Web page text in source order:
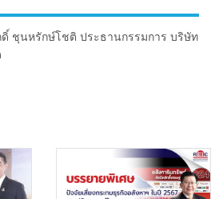
ชุนหรักษ์โชติ ประธานกรรมการ บริษัท